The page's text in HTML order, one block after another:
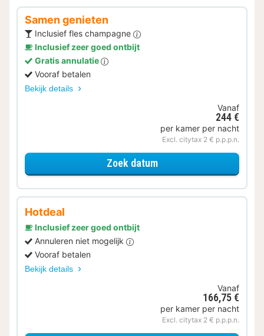
Samen genieten
Inclusief fles champagne
Inclusief zeer goed ontbijt
Gratis annulatie
Vooraf betalen
Bekijk details
Vanaf
244 €
per kamer per nacht
Excl. citytax 2 € p.p.p.n.
Zoek datumvoor Samen genieten
Hotdeal
Inclusief zeer goed ontbijt
Annuleren niet mogelijk
Vooraf betalen
Bekijk details
Vanaf
166,75 €
per kamer per nacht
Excl. citytax 2 € p.p.p.n.